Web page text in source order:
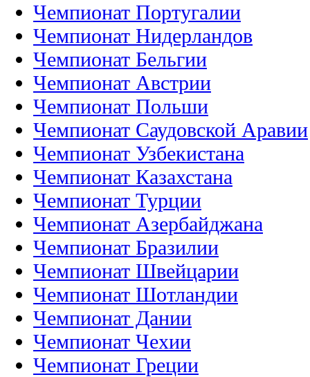
Чемпионат Португалии
Чемпионат Нидерландов
Чемпионат Бельгии
Чемпионат Австрии
Чемпионат Польши
Чемпионат Саудовской Аравии
Чемпионат Узбекистана
Чемпионат Казахстана
Чемпионат Турции
Чемпионат Азербайджана
Чемпионат Бразилии
Чемпионат Швейцарии
Чемпионат Шотландии
Чемпионат Дании
Чемпионат Чехии
Чемпионат Греции